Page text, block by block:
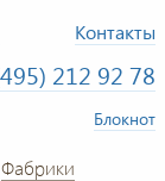
Контакты
212 92 78
Блокнот
Фабрики